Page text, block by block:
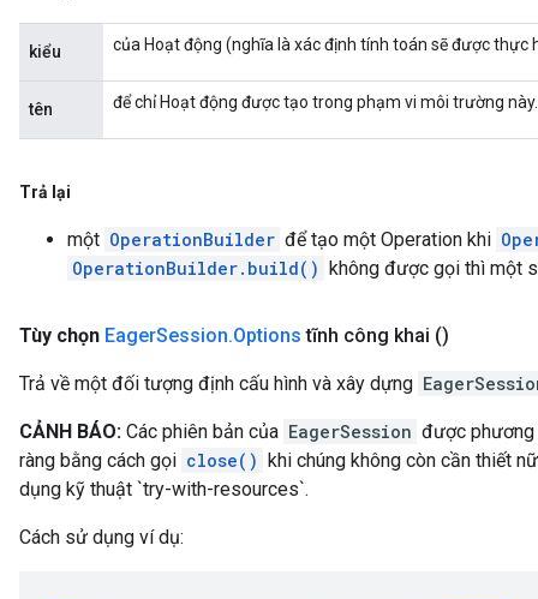
kiểu của Hoạt động (nghĩa là xác định tính toán sẽ được thực
tên để chỉ Hoạt động được tạo trong phạm vi môi trường này.
Trả lại
một OperationBuilder để tạo một Operation khi
OperationBuilder.build() không được gọi thì một
Tùy chọn EagerSession.Options tĩnh công khai ()
Trả về một đối tượng định cấu hình và xây dựng
CẢNH BÁO: Các phiên bản của EagerSession được phương
ràng bằng cách gọi close() khi chúng không còn cần thiết
dụng kỹ thuật `try-with-resources`.
Cách sử dụng ví dụ: